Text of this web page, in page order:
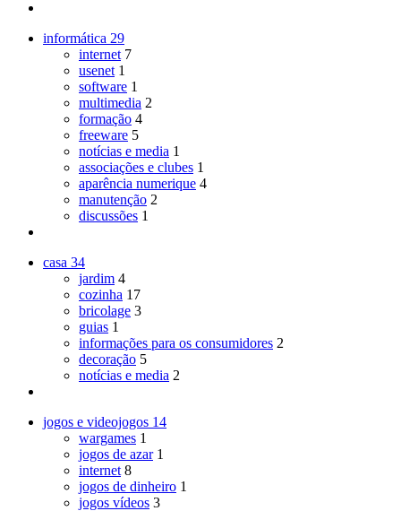
informática 29
internet 7
usenet 1
software 1
multimedia 2
formação 4
freeware 5
notícias e media 1
associações e clubes 1
aparência numerique 4
manutenção 2
discussões 1
casa 34
jardim 4
cozinha 17
bricolage 3
guias 1
informações para os consumidores 2
decoração 5
notícias e media 2
jogos e videojogos 14
wargames 1
jogos de azar 1
internet 8
jogos de dinheiro 1
jogos vídeos 3